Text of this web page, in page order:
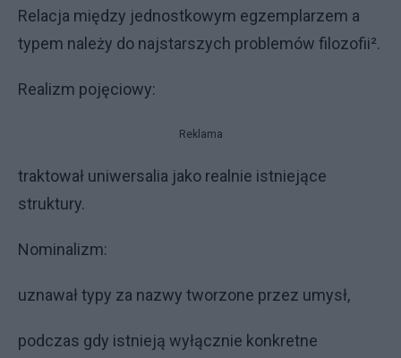
Relacja między jednostkowym egzemplarzem a
typem należy do najstarszych problemów filozofii².
Realizm pojęciowy:
Reklama
traktował uniwersalia jako realnie istniejące
struktury.
Nominalizm:
uznawał typy za nazwy tworzone przez umysł,
podczas gdy istnieją wyłącznie konkretne